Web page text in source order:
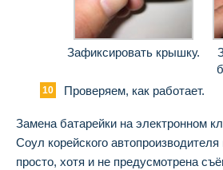
Зафиксировать крышку.
Проверяем, как работает.
Замена батарейки на электронном
Соул корейского
просто, хотя и не предусмотрена